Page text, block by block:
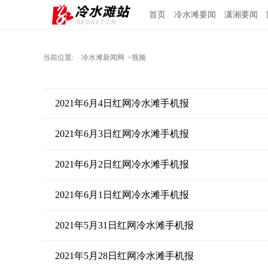
首页 冷水滩要闻 潇湘要闻
当前位置: 冷水滩新闻网 >视频
2021年6月4日红网冷水滩手机报
2021年6月3日红网冷水滩手机报
2021年6月2日红网冷水滩手机报
2021年6月1日红网冷水滩手机报
2021年5月31日红网冷水滩手机报
2021年5月28日红网冷水滩手机报